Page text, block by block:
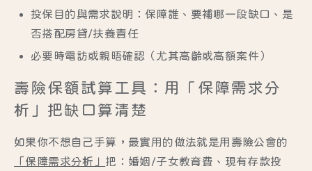
投保目的與需求說明 ：保障誰、要補哪一段缺口、是
否搭配房貸/扶養責任
必要時電訪或親晤確認 （尤其高齡或高額案件）
壽險保額試算工具：用「保障需求分
析」把缺口算清楚
如果你不想自己手算，最實用的做法就是用壽險公會的
「保障需求分析」 把：婚姻/子女教育費、現有存款投